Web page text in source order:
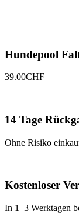
Hundepool
39.00CHF
14 Tage
Ohne Risiko
Kostenloser
In 1–3 Werktagen